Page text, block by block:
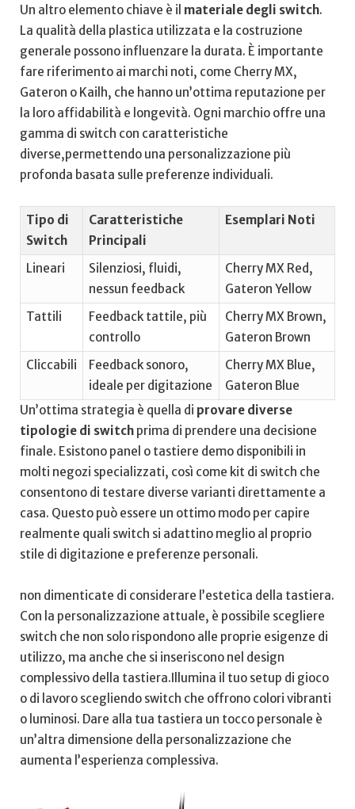
Un altro elemento chiave è il materiale degli switch.
La ⁤qualità della plastica utilizzata e la costruzione
generale possono influenzare la‍ durata.‌ È importante
fare riferimento ai marchi noti, come Cherry MX,
Gateron o Kailh, che hanno‍ un’ottima reputazione per
la loro affidabilità e longevità. Ogni ⁤marchio offre una
gamma di switch con ‌caratteristiche
diverse,permettendo ​una personalizzazione⁣ più
profonda basata sulle preferenze individuali.
Tipo di
Switch
Caratteristiche
Principali
Esemplari Noti
Lineari
Silenziosi, fluidi,
nessun feedback
Cherry MX Red,
Gateron Yellow
Tattili
Feedback tattile,⁢ più
⁤controllo
Cherry MX Brown,
Gateron Brown
Cliccabili
Feedback sonoro,
ideale per digitazione
Cherry MX Blue,
Gateron Blue
Un’ottima strategia è​ quella di provare diverse
tipologie​ di switch prima ‍di prendere una decisione
finale. Esistono panel o ⁣tastiere demo​ disponibili in
molti negozi specializzati, così‌ come kit di switch che
consentono di testare diverse varianti direttamente a
casa. Questo può essere un ottimo modo⁣ per capire
realmente quali switch si adattino meglio al proprio
stile ⁣di digitazione‌ e preferenze personali.
non dimenticate di considerare l’estetica della tastiera.⁤
Con la personalizzazione attuale, è possibile scegliere
switch che non solo ‍rispondono alle proprie esigenze di
utilizzo, ma anche ⁢che si inseriscono nel design
complessivo della tastiera.Illumina il ⁢tuo setup di gioco
‍o di lavoro scegliendo ​switch che offrono colori vibranti
o luminosi. Dare alla tua tastiera un tocco personale è
un’altra dimensione della personalizzazione che
aumenta l’esperienza complessiva.